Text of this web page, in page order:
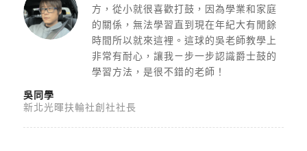
方，從小就很喜歡打鼓，因為學業和家庭
的關係，無法學習直到現在年紀大有閒餘
時間所以就來這裡。這球的吳老師教學上
非常有耐心，讓我ㄧ步一步認識爵士鼓的
學習方法，是很不錯的老師！
吳同學
新北光暉扶輪社創社社長